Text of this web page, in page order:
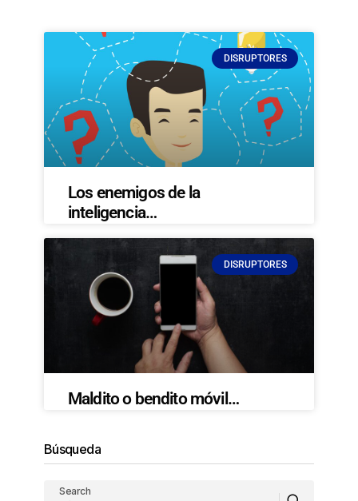
DISRUPTORES
Los enemigos de la
inteligencia…
DISRUPTORES
Maldito o bendito móvil…
Búsqueda
Search